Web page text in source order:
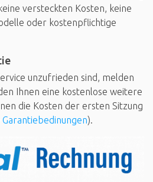
versteckten Kosten, keine
oder kostenpflichtige
unzufrieden sind, melden
Ihnen eine kostenlose weitere
die Kosten der ersten Sitzung
Garantiebedinungen).